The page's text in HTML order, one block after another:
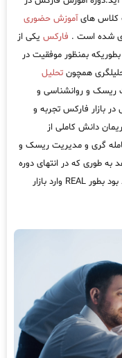
کلاس هایآموزش حضوری
شده است . فارکس یکی از
بمنظور موفقیت در
همچون تحلیل
ریسک و روانشناسی و
بازار فارکس تجربه و
دانش کاملی از
گری و مدیریت ریسک و
به طوری که در انتهای دوره
اموزش فارکس در فریمان دانشپذیر قادر خواهد بود بطور REAL وارد بازار